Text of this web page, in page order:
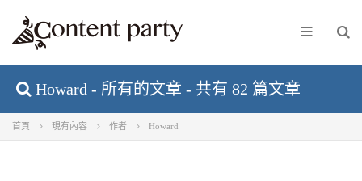
Howard - 所有的文章 - 共有 82 篇文章
首頁 現有內容 作者 Howard